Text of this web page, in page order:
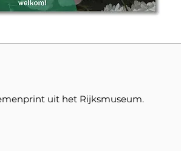
uit het Rijksmuseum.